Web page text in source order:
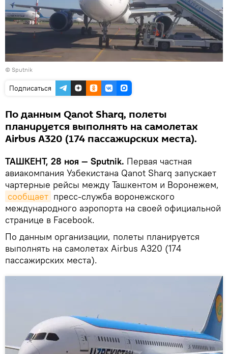
© Sputnik
Подписаться
По данным Qanot Sharq, полеты
планируется выполнять на самолетах
Airbus А320 (174 пассажирских места).
ТАШКЕНТ, 28 ноя — Sputnik. Первая частная
авиакомпания Узбекистана Qanot Sharq запускает
чартерные рейсы между Ташкентом и Воронежем,
сообщает пресс-служба воронежского
международного аэропорта на своей официальной
странице в Facebook.
По данным организации, полеты планируется
выполнять на самолетах Airbus А320 (174
пассажирских места).